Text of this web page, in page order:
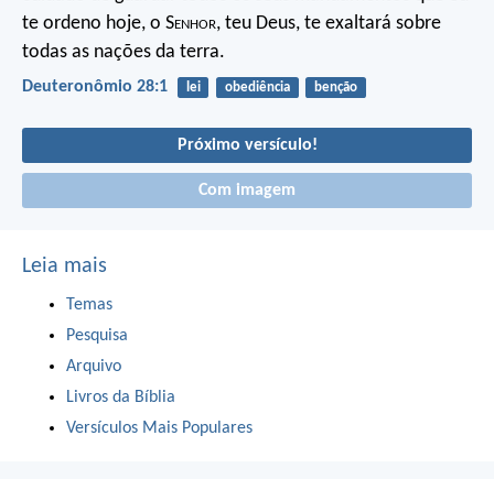
te ordeno hoje, o Senhor, teu Deus, te exaltará sobre
todas as nações da terra.
Deuteronômio 28:1 lei obediência benção
Próximo versículo!
Com imagem
Leia mais
Temas
Pesquisa
Arquivo
Livros da Bíblia
Versículos Mais Populares